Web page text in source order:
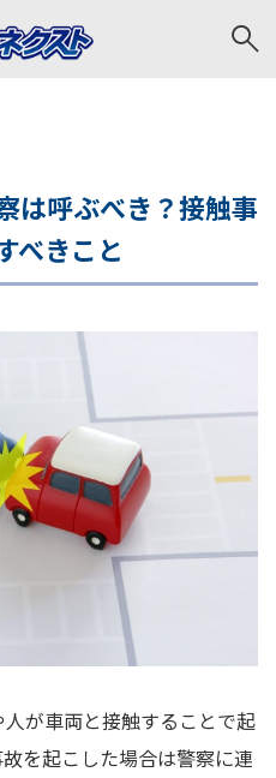
は呼ぶべき？接触事
べきこと
が車両と接触することで起
を起こした場合は警察に連